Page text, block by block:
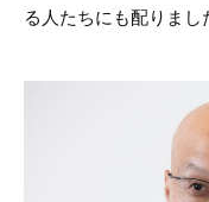
る人たちにも配りまし